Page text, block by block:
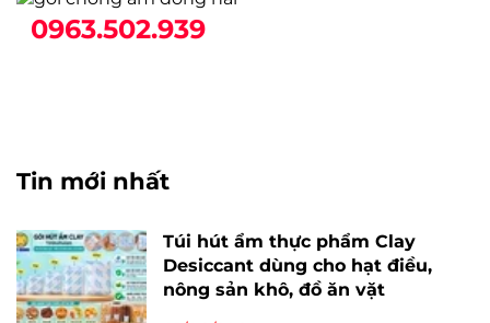
0963.502.939
Tin mới nhất
Túi hút ẩm thực phẩm Clay
Desiccant dùng cho hạt điều,
nông sản khô, đồ ăn vặt